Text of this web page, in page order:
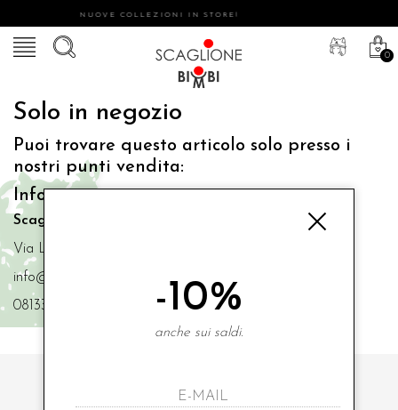
NUOVE COLLEZIONI IN STORE!
0
Solo in negozio
Puoi trovare questo articolo solo presso i
nostri punti vendita:
Info contatti
Scaglione Bimbi di Iacono Maria Angela
Via Luigi Mazzella,73 80077 Ischia
info@scaglionebimbi.com
0813331162
ISCRIVITI ALLA NOSTRA NEWSLETTER
-10%
anche sui saldi.